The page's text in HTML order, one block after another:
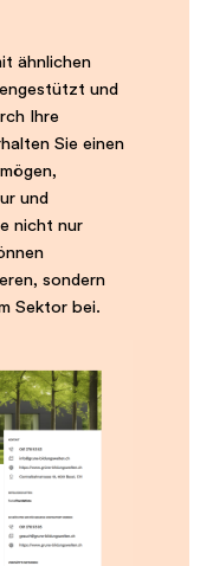
ähnlichen
und
Ihre
Sie einen
und
nicht nur
sondern
Sektor bei.